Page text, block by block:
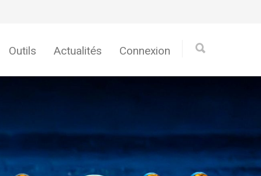
Outils Actualités Connexion